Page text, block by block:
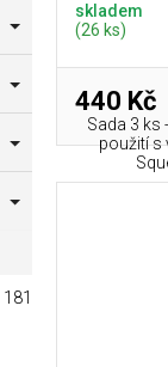
181
skladem
(26 ks)
440 Kč
Sada 3 ks
použití s